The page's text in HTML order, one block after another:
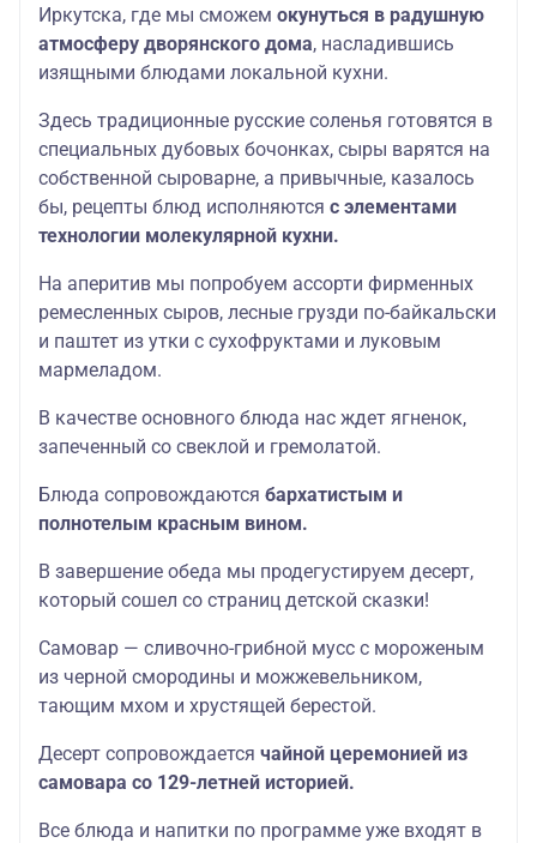
Иркутска, где мы сможем окунуться в радушную
атмосферу дворянского дома, насладившись
изящными блюдами локальной кухни.
Здесь традиционные русские соленья готовятся в
специальных дубовых бочонках, сыры варятся на
собственной сыроварне, а привычные, казалось
бы, рецепты блюд исполняются с элементами
технологии молекулярной кухни.
На аперитив мы попробуем ассорти фирменных
ремесленных сыров, лесные грузди по-байкальски
и паштет из утки с сухофруктами и луковым
мармеладом.
В качестве основного блюда нас ждет ягненок,
запеченный со свеклой и гремолатой.
Блюда сопровождаются бархатистым и
полнотелым красным вином.
В завершение обеда мы продегустируем десерт,
который сошел со страниц детской сказки!
Самовар — сливочно-грибной мусс с мороженым
из черной смородины и можжевельником,
тающим мхом и хрустящей берестой.
Десерт сопровождается чайной церемонией из
самовара со 129-летней историей.
Все блюда и напитки по программе уже входят в